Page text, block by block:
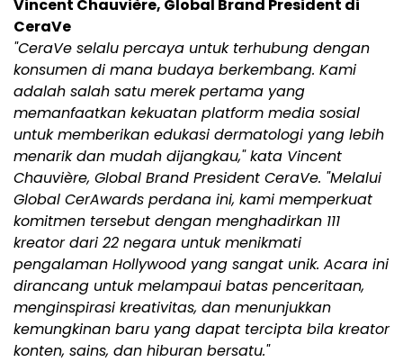
Vincent Chauvière, Global Brand President di
CeraVe
"CeraVe selalu percaya untuk terhubung dengan
konsumen di mana budaya berkembang. Kami
adalah salah satu merek pertama yang
memanfaatkan kekuatan platform media sosial
untuk memberikan edukasi dermatologi yang lebih
menarik dan mudah dijangkau," kata Vincent
Chauvière, Global Brand President CeraVe. "Melalui
Global CerAwards perdana ini, kami memperkuat
komitmen tersebut dengan menghadirkan 111
kreator dari 22 negara untuk menikmati
pengalaman Hollywood yang sangat unik. Acara ini
dirancang untuk melampaui batas penceritaan,
menginspirasi kreativitas, dan menunjukkan
kemungkinan baru yang dapat tercipta bila kreator
konten, sains, dan hiburan bersatu."